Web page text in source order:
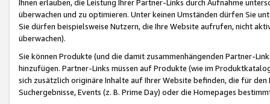
Ihnen erlauben, die Leistung Ihrer Partner-Links durch Aufnahme
überwachen und zu optimieren. Unter keinen Umständen dürfen Sie
Sie dürfen beispielsweise Nutzern, die Ihre Website aufrufen, nicht
überwachen).
Sie können Produkte (und die damit zusammenhängenden Partner-
hinzufügen. Partner-Links müssen auf Produkte (wie im
sich zusätzlich originäre Inhalte auf Ihrer Website befinden, die für
Suchergebnisse, Events (z. B. Prime Day) oder die Homepages